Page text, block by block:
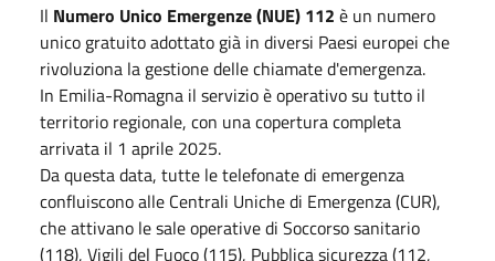
Il Numero Unico Emergenze (NUE) 112 è un numero
unico gratuito adottato già in diversi Paesi europei che
rivoluziona la gestione delle chiamate d'emergenza.
In Emilia-Romagna il servizio è operativo su tutto il
territorio regionale, con una copertura completa
arrivata il 1 aprile 2025.
Da questa data, tutte le telefonate di emergenza
confluiscono alle Centrali Uniche di Emergenza (CUR),
che attivano le sale operative di Soccorso sanitario
(118), Vigili del Fuoco (115), Pubblica sicurezza (112,